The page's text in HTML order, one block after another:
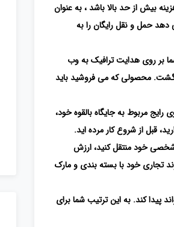
بیش از حد بالا باشد ، به عنوان
دهد حمل و نقل رایگان را به
بر روی هدایت ترافیک به وب
گشت. محصولی که می فروشید باید
مربوط به جایگاه بالقوه خود،
قبل از شروع کار مرده اید.
شخصی خود منتقل کنید، ارزش
تجاری خود با بسته بندی و مارک
کند. به این ترتیب شما برای